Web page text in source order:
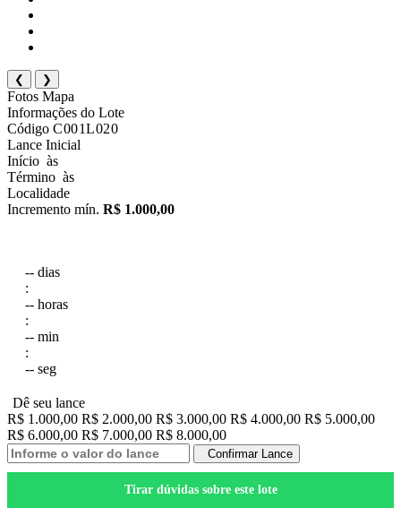
❮ ❯
Fotos Mapa
Informações do Lote
Código C001L020
Lance Inicial
Início às
Término às
Localidade
Incremento mín. R$ 1.000,00
-- dias
:
-- horas
:
-- min
:
-- seg
Dê seu lance
R$ 1.000,00 R$ 2.000,00 R$ 3.000,00 R$ 4.000,00 R$ 5.000,00
R$ 6.000,00 R$ 7.000,00 R$ 8.000,00
Confirmar Lance
Tirar dúvidas sobre este lote